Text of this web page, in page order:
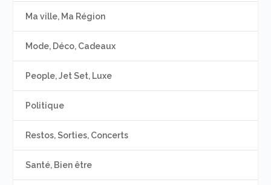
Ma ville, Ma Région
Mode, Déco, Cadeaux
People, Jet Set, Luxe
Politique
Restos, Sorties, Concerts
Santé, Bien être